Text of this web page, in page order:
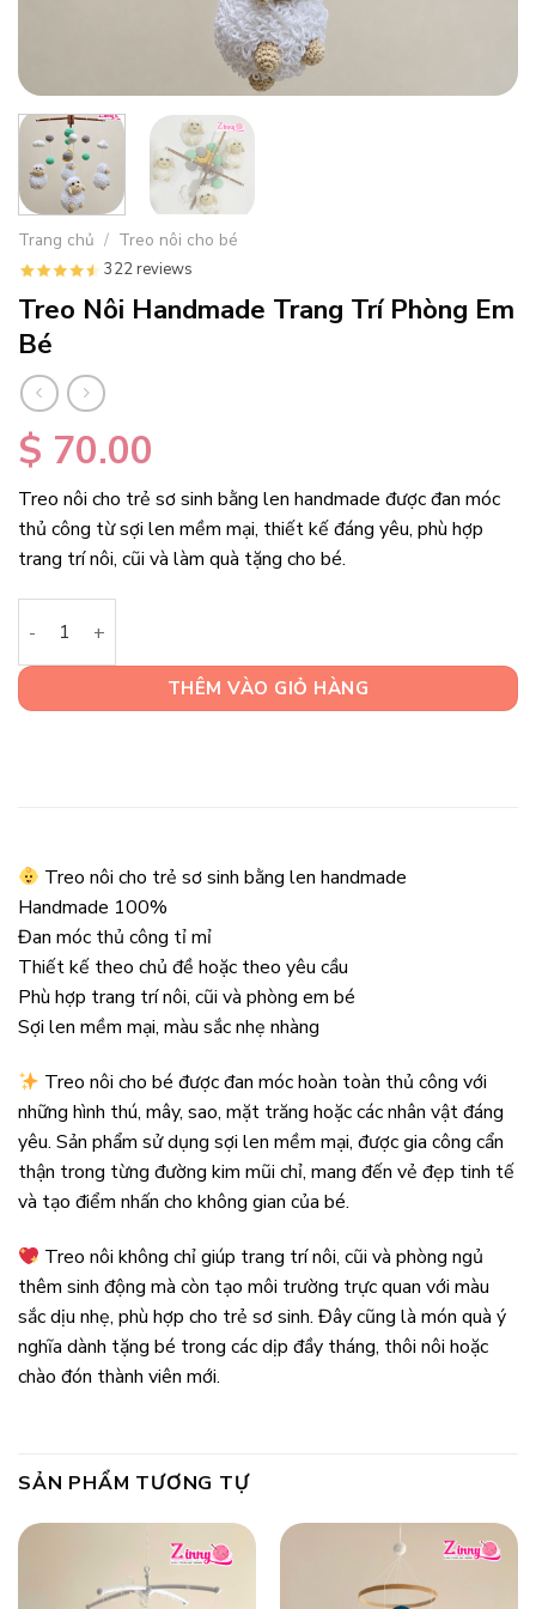
Trang chủ / Treo nôi cho bé
322 reviews
Treo Nôi Handmade Trang Trí Phòng Em
Bé
$ 70.00
Treo nôi cho trẻ sơ sinh bằng len handmade được đan móc
thủ công từ sợi len mềm mại, thiết kế đáng yêu, phù hợp
trang trí nôi, cũi và làm quà tặng cho bé.
THÊM VÀO GIỎ HÀNG
Treo nôi cho trẻ sơ sinh bằng len handmade
Handmade 100%
Đan móc thủ công tỉ mỉ
Thiết kế theo chủ đề hoặc theo yêu cầu
Phù hợp trang trí nôi, cũi và phòng em bé
Sợi len mềm mại, màu sắc nhẹ nhàng
Treo nôi cho bé được đan móc hoàn toàn thủ công với
những hình thú, mây, sao, mặt trăng hoặc các nhân vật đáng
yêu. Sản phẩm sử dụng sợi len mềm mại, được gia công cẩn
thận trong từng đường kim mũi chỉ, mang đến vẻ đẹp tinh tế
và tạo điểm nhấn cho không gian của bé.
Treo nôi không chỉ giúp trang trí nôi, cũi và phòng ngủ
thêm sinh động mà còn tạo môi trường trực quan với màu
sắc dịu nhẹ, phù hợp cho trẻ sơ sinh. Đây cũng là món quà ý
nghĩa dành tặng bé trong các dịp đầy tháng, thôi nôi hoặc
chào đón thành viên mới.
SẢN PHẨM TƯƠNG TỰ